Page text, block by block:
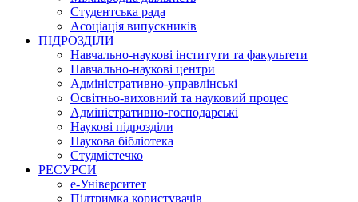
Студентська рада
Асоціація випускників
ПІДРОЗДІЛИ
Навчально-наукові інститути та факультети
Навчально-наукові центри
Адміністративно-управлінські
Освітньо-виховний та науковий процес
Адміністративно-господарські
Наукові підрозділи
Наукова бібліотека
Студмістечко
РЕСУРСИ
е-Університет
Підтримка користувачів